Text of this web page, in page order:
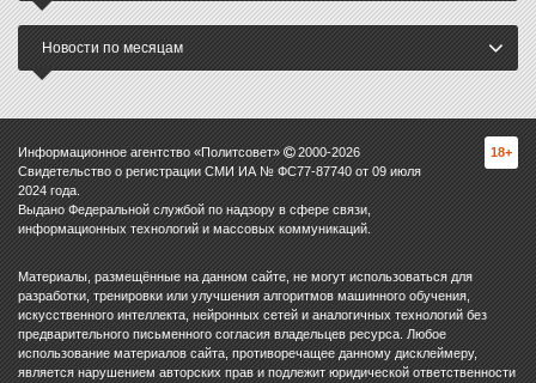
Новости по месяцам
Информационное агентство «Политсовет» 2000-2026
Свидетельство о регистрации СМИ ИА № ФС77-87740 от 09 июля
2024 года.
Выдано Федеральной службой по надзору в сфере связи,
информационных технологий и массовых коммуникаций.
18+
Материалы, размещённые на данном сайте, не могут использоваться для
разработки, тренировки или улучшения алгоритмов машинного обучения,
искусственного интеллекта, нейронных сетей и аналогичных технологий без
предварительного письменного согласия владельцев ресурса. Любое
использование материалов сайта, противоречащее данному дисклеймеру,
является нарушением авторских прав и подлежит юридической ответственности